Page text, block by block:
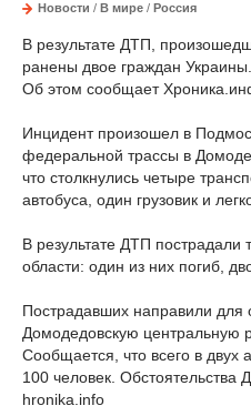
Новости / В мире / Россия
В результате ДТП,
ранены двое граждан Украины.
Об этом сообщает
Инцидент произошел в
федеральной трассы в
что столкнулись четыре
автобуса, один грузовик и
В результате ДТП пострадали
области: один из них погиб,
Пострадавших направили для
Домодедовскую центральную
Сообщается, что всего в двух
100 человек. Обстоятельства
hronika.info